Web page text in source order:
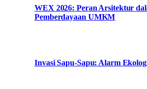
WEX 2026: Peran Arsitektur
Pemberdayaan UMKM
Invasi Sapu-Sapu: Alarm